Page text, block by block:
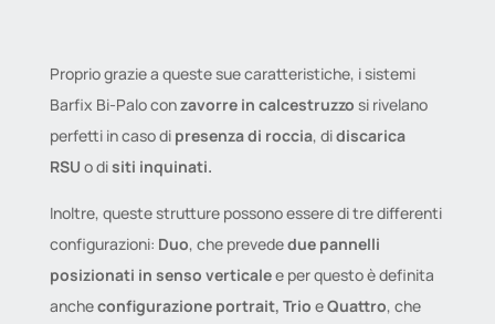
Proprio grazie a queste sue caratteristiche, i sistemi
Barfix Bi-Palo conzavorre in calcestruzzo si rivelano
perfetti in caso di presenza di roccia, didiscarica
RSU o disiti inquinati.
Inoltre, queste strutture possono essere di tre differenti
configurazioni: Duo, che prevededue pannelli
posizionati in senso verticalee per questo è definita
ancheconfigurazione portrait, Trio eQuattro, che